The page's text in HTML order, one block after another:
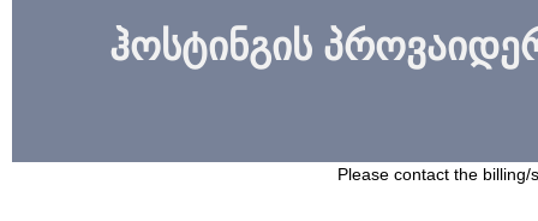
ჰოსტინგის
Please contact the